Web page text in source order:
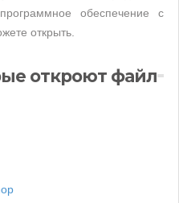
обеспечение с
открыть.
откроют файл